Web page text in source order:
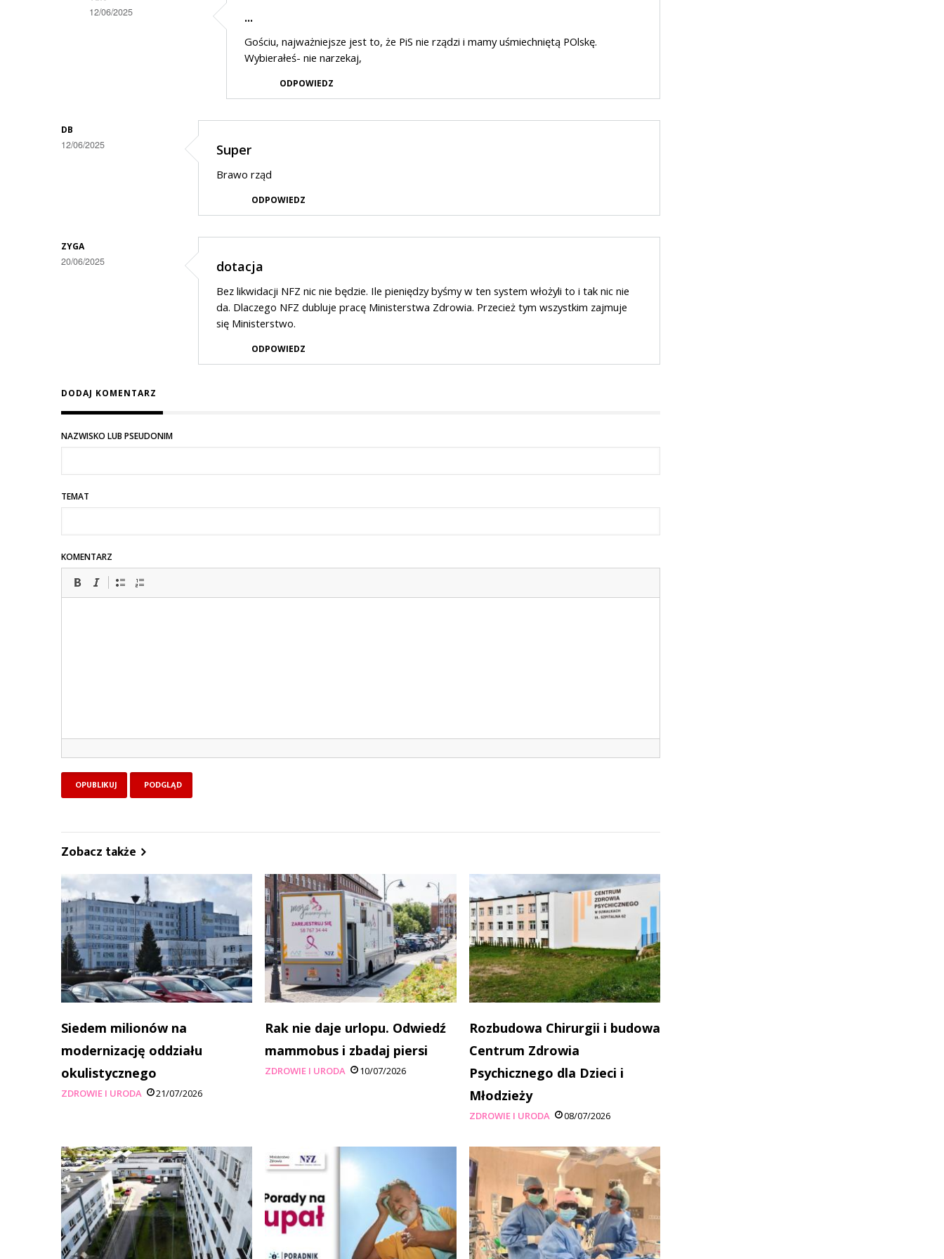
12/06/2025 ...
Gościu, najważniejsze jest to, że PiS nie rządzi i mamy uśmiechniętą POlskę.
Wybierałeś- nie narzekaj,
ODPOWIEDZ
DB
12/06/2025 Super
Brawo rząd
ODPOWIEDZ
ZYGA
20/06/2025 dotacja
Bez likwidacji NFZ nic nie będzie. Ile pieniędzy byśmy w ten system włożyli to i tak nic nie
da. Dlaczego NFZ dubluje pracę Ministerstwa Zdrowia. Przecież tym wszystkim zajmuje
się Ministerstwo.
ODPOWIEDZ
DODAJ KOMENTARZ
NAZWISKO LUB PSEUDONIM
TEMAT
KOMENTARZ
Zobacz także
Siedem milionów na
modernizację oddziału
okulistycznego
ZDROWIE I URODA 21/07/2026
Rak nie daje urlopu. Odwiedź
mammobus i zbadaj piersi
ZDROWIE I URODA 10/07/2026
Rozbudowa Chirurgii i budowa
Centrum Zdrowia
Psychicznego dla Dzieci i
Młodzieży
ZDROWIE I URODA 08/07/2026